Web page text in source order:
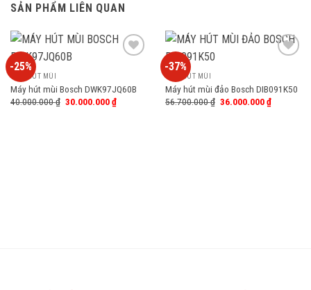
SẢN PHẨM LIÊN QUAN
-25%
wishlist
MÁY HÚT MÙI
Máy hút mùi Bosch DWK97JQ60B
40.000.000₫ 30.000.000₫
-37%
wishlist
MÁY HÚT MÙI
Máy hút mùi đảo Bosch DIB091K50
56.700.000₫ 36.000.000₫